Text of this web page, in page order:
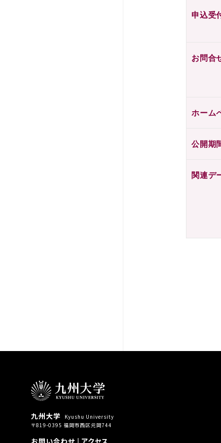
申込受
お問合
ホーム
公開期
関連デ
九州大学
Kyushu University
〒819-0395 福岡市西区元岡744